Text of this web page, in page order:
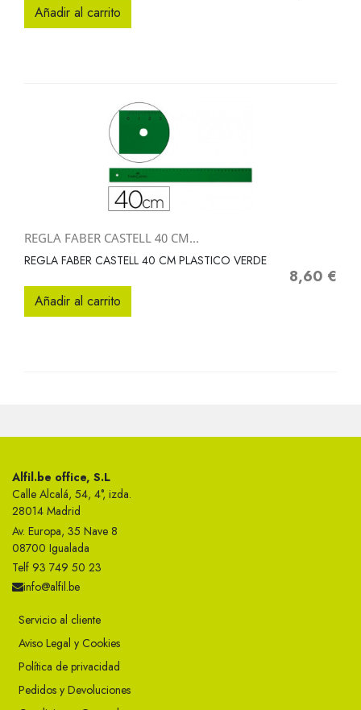
Añadir al carrito
REGLA FABER CASTELL 40 CM...
REGLA FABER CASTELL 40 CM PLASTICO VERDE
Precio
8,60 €
Añadir al carrito
Alfil.be office, S.L
Calle Alcalá, 54, 4°, izda.
28014 Madrid
Av. Europa, 35 Nave 8
08700 Igualada
Telf 93 749 50 23
info@alfil.be
Servicio al cliente
Aviso Legal y Cookies
Política de privacidad
Pedidos y Devoluciones